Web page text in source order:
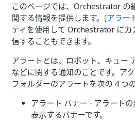
このページでは、Orchestrator の
関する情報を提供します。 [アラー
ティを使用して Orchestrator にカ
信することもできます。
アラートとは、ロボット、キュー
などに関する通知のことです。ア
フォルダーのアラートを次の 4 つ
アラート バナー - アラート
表示するバナーです。